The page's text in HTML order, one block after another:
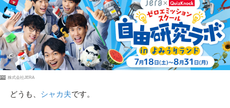
PR 株式会社JERA
どうも、 シャカ夫です。